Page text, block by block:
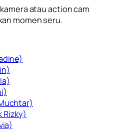
atau action cam
momen seru.
Rizky)